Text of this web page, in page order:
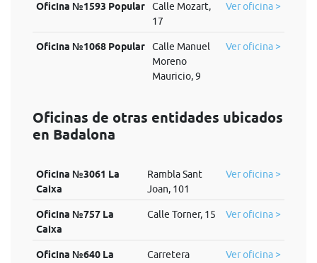
Oficina №1593 Popular
Calle Mozart,
17
Ver oficina >
Oficina №1068 Popular
Calle Manuel
Moreno
Mauricio, 9
Ver oficina >
Oficinas de otras entidades ubicados
en Badalona
Oficina №3061 La
Caixa
Rambla Sant
Joan, 101
Ver oficina >
Oficina №757 La
Caixa
Calle Torner, 15 Ver oficina >
Oficina №640 La
Carretera
Ver oficina >